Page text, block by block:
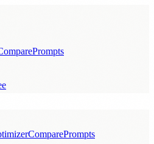
Prompts
ComparePrompts